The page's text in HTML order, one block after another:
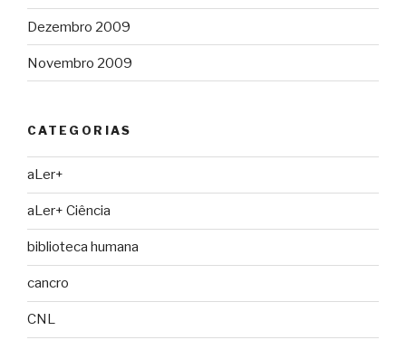
Dezembro 2009
Novembro 2009
CATEGORIAS
aLer+
aLer+ Ciência
biblioteca humana
cancro
CNL